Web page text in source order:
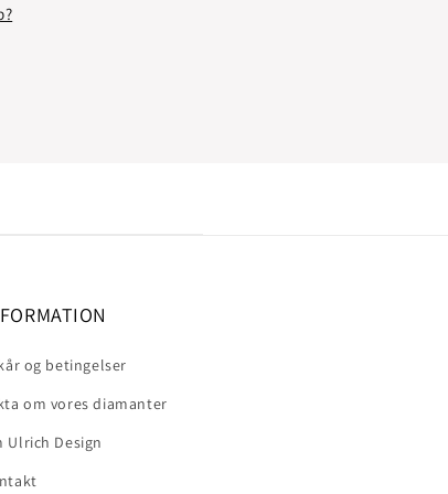
og betingelser
om vores diamanter
Ulrich Design